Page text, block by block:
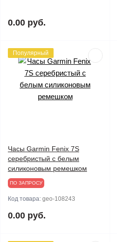
0.00 руб.
Популярный
Часы Garmin Fenix 7S
серебристый с белым
силиконовым ремешком
ПО ЗАПРОСУ
Код товара: geo-108243
0.00 руб.